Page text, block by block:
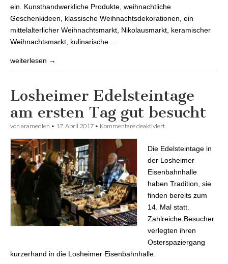
ein. Kunsthandwerkliche Produkte, weihnachtliche
Geschenkideen, klassische Weihnachtsdekorationen, ein
mittelalterlicher Weihnachtsmarkt, Nikolausmarkt, keramischer
Weihnachtsmarkt, kulinarische…
weiterlesen →
Losheimer Edelsteintage
am ersten Tag gut besucht
von aramedien • 17. April 2017 • Kommentare deaktiviert
Die Edelsteintage in
der Losheimer
Eisenbahnhalle
haben Tradition, sie
finden bereits zum
14. Mal statt.
Zahlreiche Besucher
verlegten ihren
Osterspaziergang
kurzerhand in die Losheimer Eisenbahnhalle.